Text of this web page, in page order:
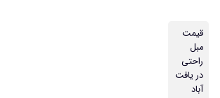
قیمت
مبل
راحتی
در یافت
آباد